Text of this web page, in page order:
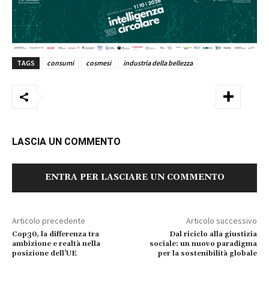
TAGS consumi cosmesi industria della bellezza
LASCIA UN COMMENTO
ENTRA PER LASCIARE UN COMMENTO
Articolo precedente
Cop30, la differenza tra
ambizione e realtà nella
posizione dell’UE
Articolo successivo
Dal riciclo alla giustizia
sociale: un nuovo paradigma
per la sostenibilità globale